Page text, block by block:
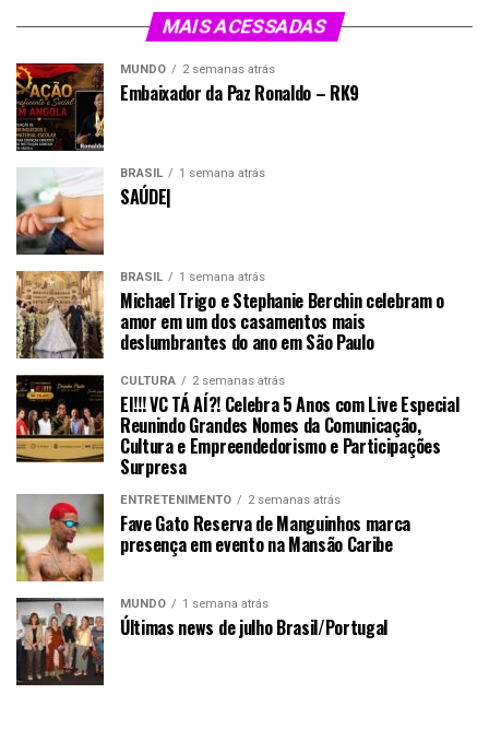
MAIS ACESSADAS
MUNDO 2 semanas atrás
Embaixador da Paz Ronaldo – RK9
BRASIL 1 semana atrás
SAÚDE|
BRASIL 1 semana atrás
Michael Trigo e Stephanie Berchin celebram o
amor em um dos casamentos mais
deslumbrantes do ano em São Paulo
CULTURA 2 semanas atrás
EI!!! VC TÁ AÍ?! Celebra 5 Anos com Live Especial
Reunindo Grandes Nomes da Comunicação,
Cultura e Empreendedorismo e Participações
Surpresa
ENTRETENIMENTO 2 semanas atrás
Fave Gato Reserva de Manguinhos marca
presença em evento na Mansão Caribe
MUNDO 1 semana atrás
Últimas news de julho Brasil/Portugal